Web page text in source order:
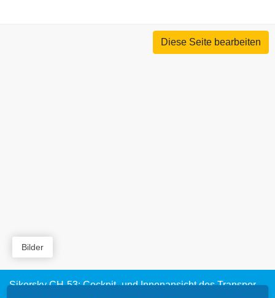
Diese Seite bearbeiten
Bilder
Sikorsky CH-53: Cockpit- und Innenansicht des Transporthubschraubers der Bundeswehr